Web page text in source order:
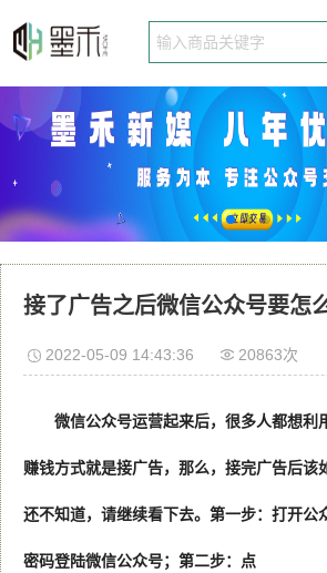
接了广告之后微信公众号要怎
2022-05-09 14:43:36 20863次
微信公众号运营起来后，很多人都想利
赚钱方式就是接广告，那么，接完广告后该
还不知道，请继续看下去。第一步：打开公
密码登陆微信公众号；第二步：点